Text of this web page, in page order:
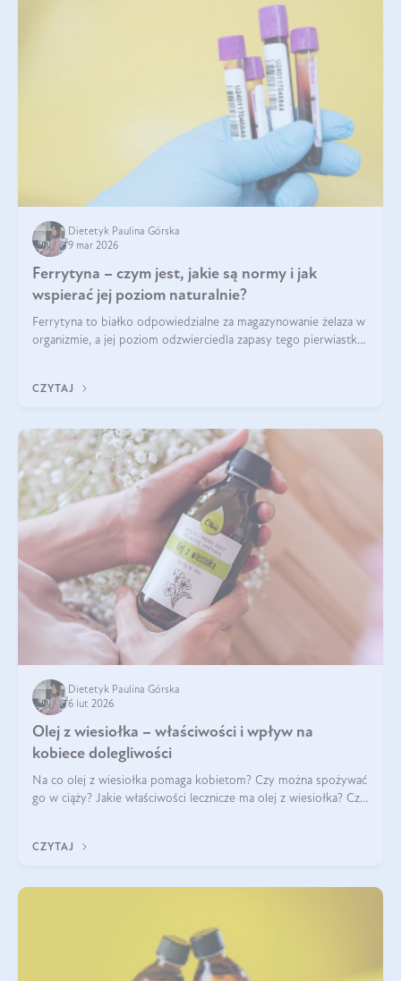
Dietetyk Paulina Górska
9 mar 2026
Ferrytyna – czym jest, jakie są normy i jak
wspierać jej poziom naturalnie?
Ferrytyna to białko odpowiedzialne za magazynowanie żelaza w
organizmie, a jej poziom odzwierciedla zapasy tego pierwiastka.
funkcjonowanie (
CZYTAJ
Dietetyk Paulina Górska
6 lut 2026
Olej z wiesiołka – właściwości i wpływ na
kobiece dolegliwości
Na co olej z wiesiołka pomaga kobietom? Czy można spożywać
go w ciąży? Jakie właściwości lecznicze ma olej z wiesiołka? Czy
CZYTAJ